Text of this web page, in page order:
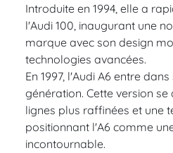
Introduite en 1994, elle a
l'Audi 100, inaugurant une
marque avec son design
technologies avancées.
En 1997, l'Audi A6 entre
génération. Cette version
lignes plus raffinées et une
positionnant l'A6 comme
incontournable.